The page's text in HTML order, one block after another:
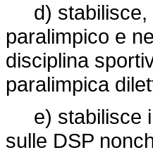
d) stabilisce,
paralimpico e
disciplina
paralimpica
e) stabilisce i
sulle DSP